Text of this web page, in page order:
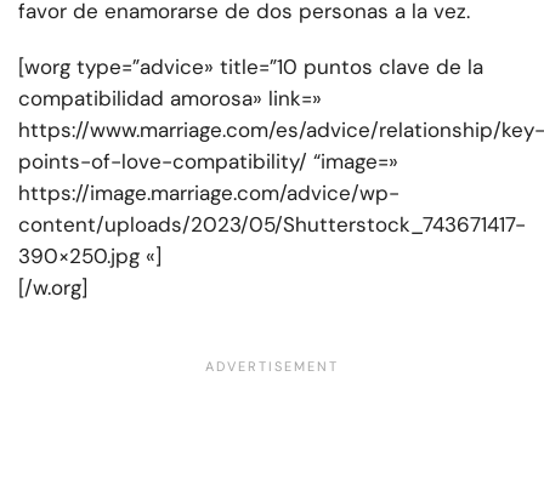
favor de enamorarse de dos personas a la vez.
[worg type=”advice» title=”10 puntos clave de la
compatibilidad amorosa» link=»
https://www.marriage.com/es/advice/relationship/key-
points-of-love-compatibility/ “image=»
https://image.marriage.com/advice/wp-
content/uploads/2023/05/Shutterstock_743671417-
390×250.jpg «]
[/w.org]